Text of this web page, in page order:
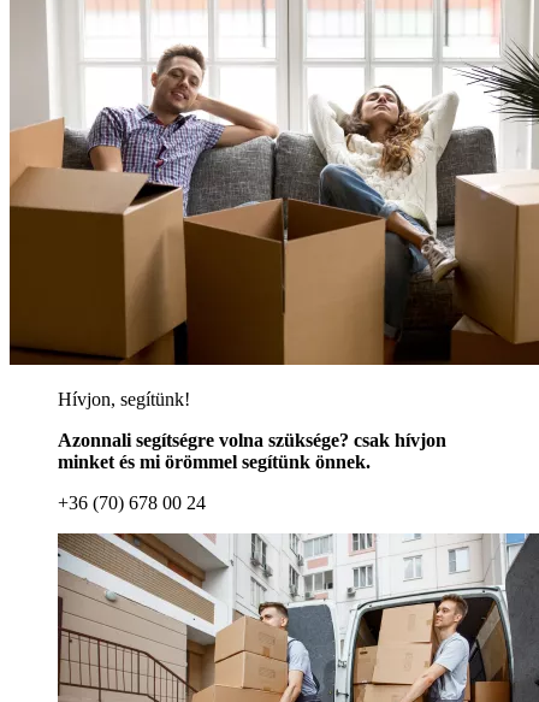
Hívjon, segítünk!
Azonnali segítségre volna szüksége? csak hívjon
minket és mi örömmel segítünk önnek.
+36 (70) 678 00 24